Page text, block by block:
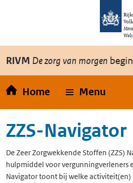
Overslaan en naar de inhoud gaan
RIVM De zorg van morgen
Home Menu
ZZS-Navigator
De Zeer Zorgwekkende Stoffen (ZZS)
hulpmiddel voor vergunningverleners
Navigator toont bij welke activiteit(en)